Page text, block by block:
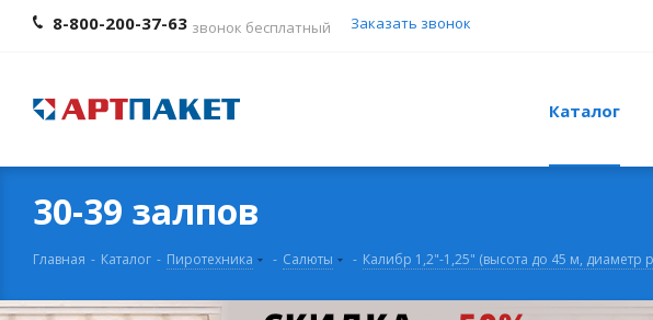
8-800-200-37-63 звонок бесплатный Заказать звонок
Каталог
30-39 залпов
Главная - Каталог - Пиротехника - Салюты - Калибр 1,2"-1,25" (высота до 45 м, диаметр